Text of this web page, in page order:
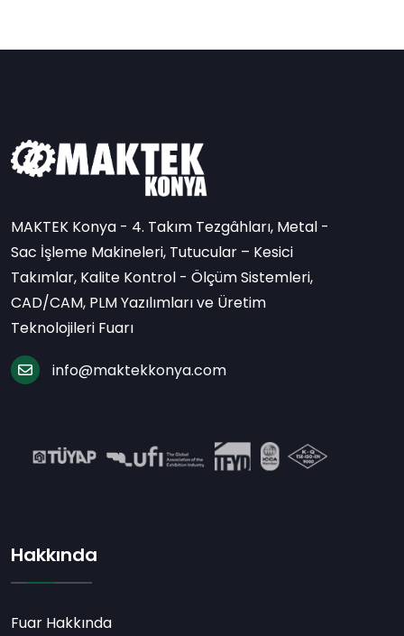
MAKTEK Konya - 4. Takım Tezgâhları, Metal -
Sac İşleme Makineleri, Tutucular – Kesici
Takımlar, Kalite Kontrol - Ölçüm Sistemleri,
CAD/CAM, PLM Yazılımları ve Üretim
Teknolojileri Fuarı
info@maktekkonya.com
Hakkında
Fuar Hakkında